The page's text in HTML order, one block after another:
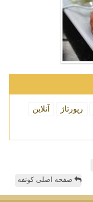
رپورتاژ
آنلاین
صفحه اصلی کونفه